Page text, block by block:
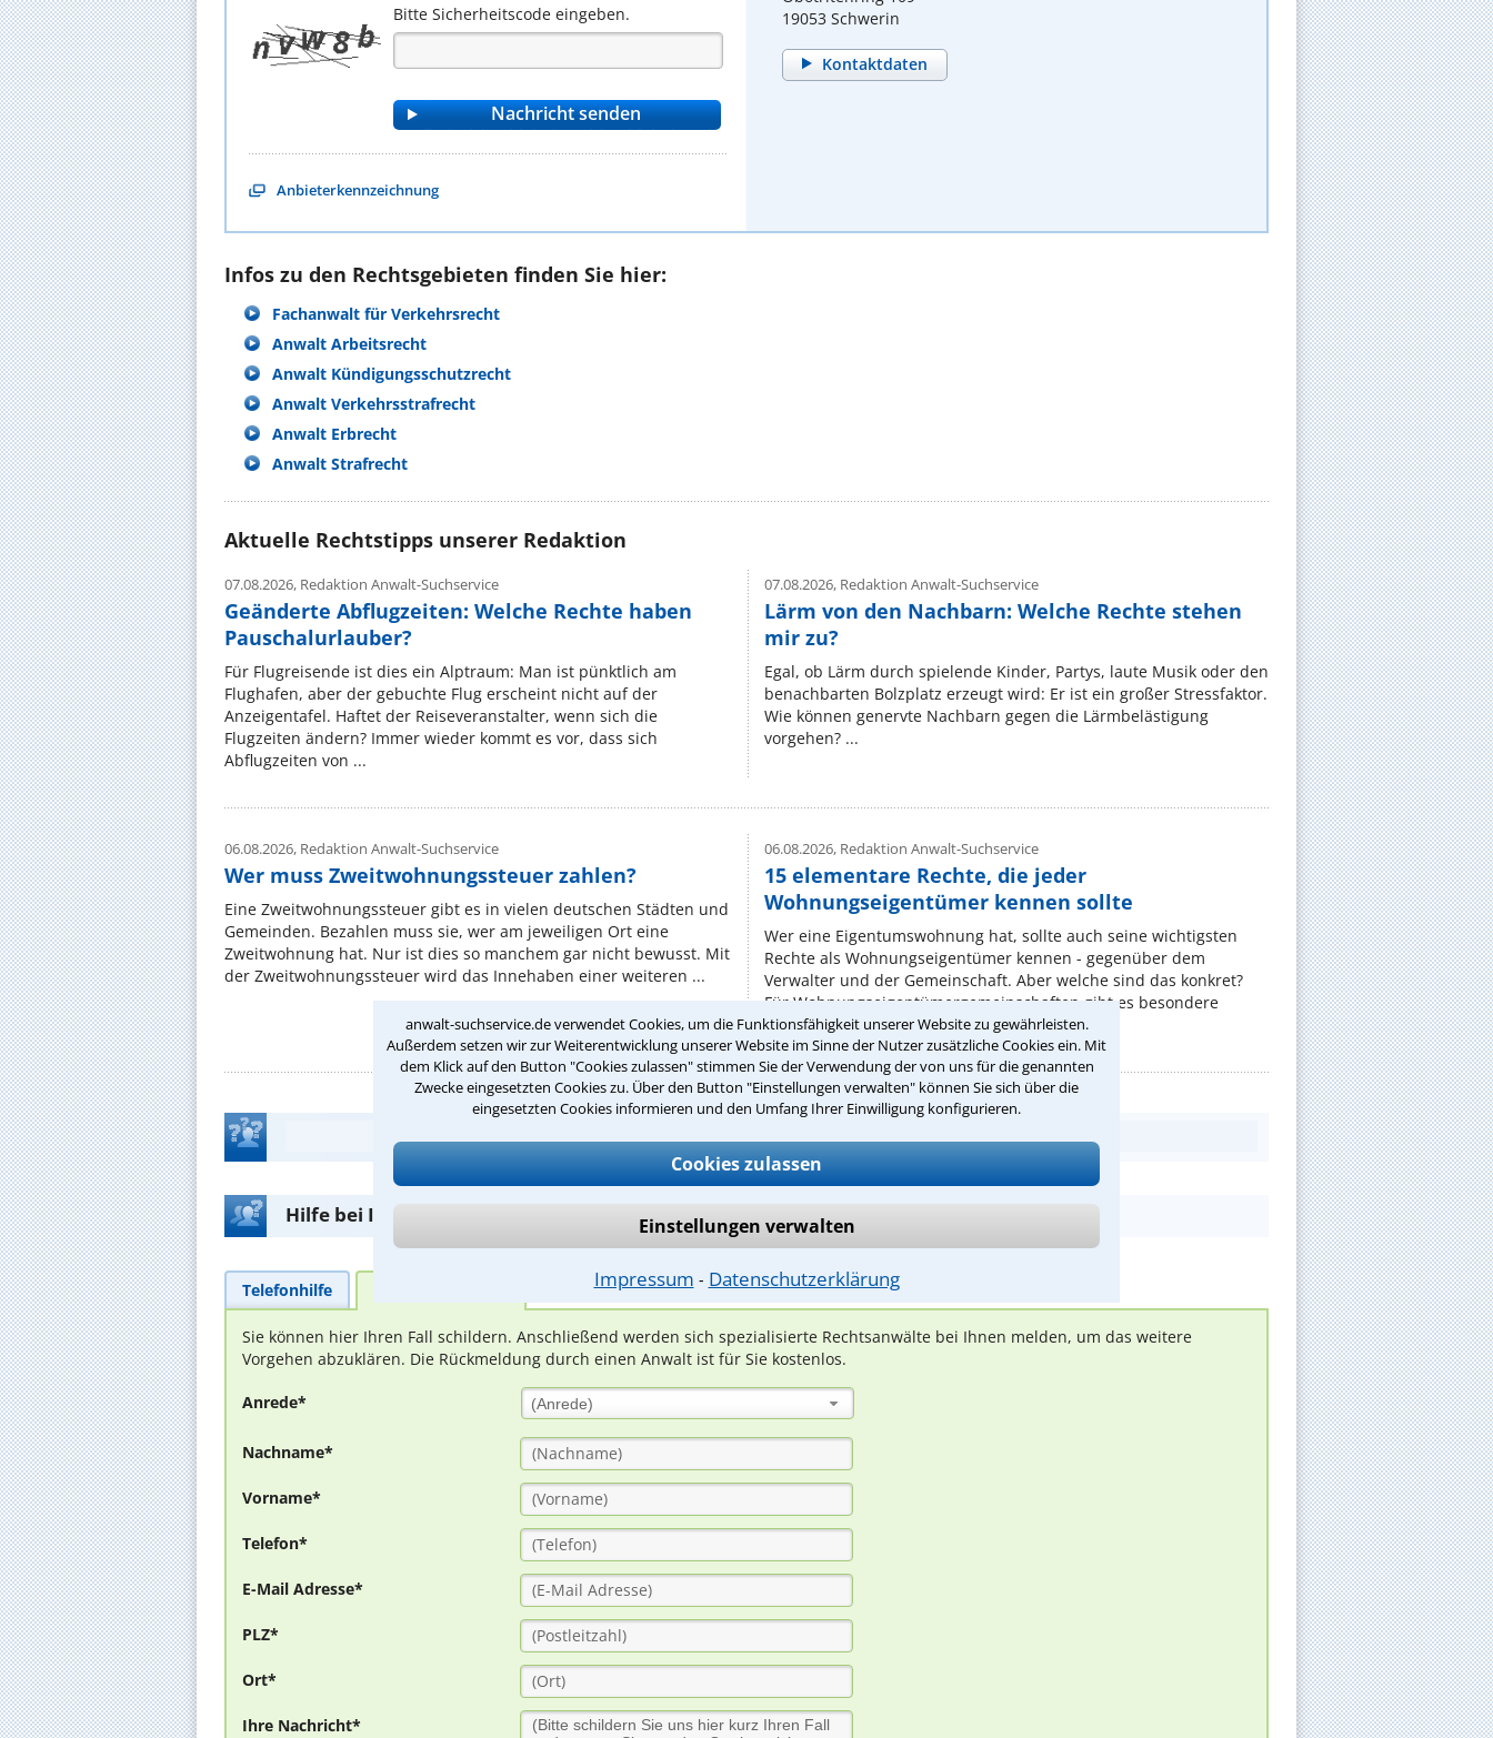
anwalt-suchservice.de verwendet Cookies, um die Funktionsfähigkeit unserer Website zu gewährleisten.
Außerdem setzen wir zur Weiterentwicklung unserer Website im Sinne der Nutzer zusätzliche Cookies ein. Mit
dem Klick auf den Button "Cookies zulassen" stimmen Sie der Verwendung der von uns für die genannten
Zwecke eingesetzten Cookies zu. Über den Button "Einstellungen verwalten" können Sie sich über die
eingesetzten Cookies informieren und den Umfang Ihrer Einwilligung konfigurieren.
Cookies zulassen
Einstellungen verwalten
Impressum ⁃ Datenschutzerklärung
Bitte Sicherheitscode eingeben.
Anbieterkennzeichnung
19053 Schwerin
Kontaktdaten
Infos zu den Rechtsgebieten finden Sie hier:
Fachanwalt für Verkehrsrecht
Anwalt Arbeitsrecht
Anwalt Kündigungsschutzrecht
Anwalt Verkehrsstrafrecht
Anwalt Erbrecht
Anwalt Strafrecht
Aktuelle Rechtstipps unserer Redaktion
07.08.2026, Redaktion Anwalt-Suchservice
Geänderte Abflugzeiten: Welche Rechte haben
Pauschalurlauber?
Für Flugreisende ist dies ein Alptraum: Man ist pünktlich am
Flughafen, aber der gebuchte Flug erscheint nicht auf der
Anzeigentafel. Haftet der Reiseveranstalter, wenn sich die
Flugzeiten ändern? Immer wieder kommt es vor, dass sich
Abflugzeiten von ...
07.08.2026,Redaktion Anwalt-Suchservice
Lärm von den Nachbarn: Welche Rechte stehen
mir zu?
Egal, ob Lärm durch spielende Kinder, Partys, laute Musik oder den
benachbarten Bolzplatz erzeugt wird: Er ist ein großer Stressfaktor.
Wie können genervte Nachbarn gegen die Lärmbelästigung
vorgehen? ...
06.08.2026, Redaktion Anwalt-Suchservice
Wer muss Zweitwohnungssteuer zahlen?
Eine Zweitwohnungssteuer gibt es in vielen deutschen Städten und
Gemeinden. Bezahlen muss sie, wer am jeweiligen Ort eine
Zweitwohnung hat. Nur ist dies so manchem gar nicht bewusst. Mit
der Zweitwohnungssteuer wird das Innehaben einer weiteren ...
06.08.2026,Redaktion Anwalt-Suchservice
15 elementare Rechte, die jeder
Wohnungseigentümer kennen sollte
Wer eine Eigentumswohnung hat, sollte auch seine wichtigsten
Rechte als Wohnungseigentümer kennen - gegenüber dem
Verwalter und der Gemeinschaft. Aber welche sind das konkret?
Für Wohnungseigentümergemeinschaften gibt es besondere
Regeln, niedergelegt ...
Hilfe bei Ihrer Anwaltsuche?
Telefonhilfe
Sie können hier Ihren Fall schildern. Anschließend werden sich spezialisierte Rechtsanwälte bei Ihnen melden, um das weitere
Vorgehen abzuklären. Die Rückmeldung durch einen Anwalt ist für Sie kostenlos.
Anrede* (Anrede)
Nachname*
Vorname*
Telefon*
E-Mail Adresse*
PLZ*
Ort*
Ihre Nachricht*